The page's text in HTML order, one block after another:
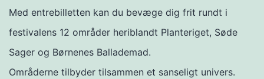
Med entrebilletten kan du bevæge dig frit rundt i
festivalens 12 områder heriblandt Planteriget, Søde
Sager og Børnenes Ballademad.
Områderne tilbyder tilsammen et sanseligt univers.